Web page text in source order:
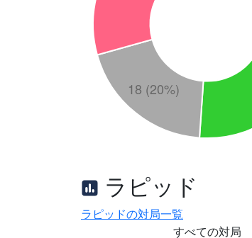
ラピッド
ラピッドの対局一覧
すべての対局